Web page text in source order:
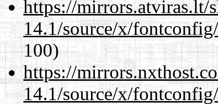
https://mirrors.atviras.lt/
14.1/source/x/
100)
https://
14.1/source/x/